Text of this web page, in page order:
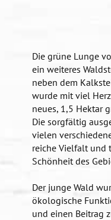
Die grüne Lunge
ein weiteres
neben dem
wurde mit viel
neues, 1,5 Hektar
Die sorgfältig
vielen
reiche Vielfalt und
Schönheit des
Der junge Wald
ökologische
und einen Beitrag